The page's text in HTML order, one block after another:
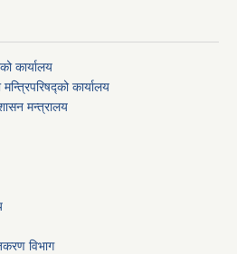
कार्यालय
कार्यालय
मन्त्रालय
विभाग